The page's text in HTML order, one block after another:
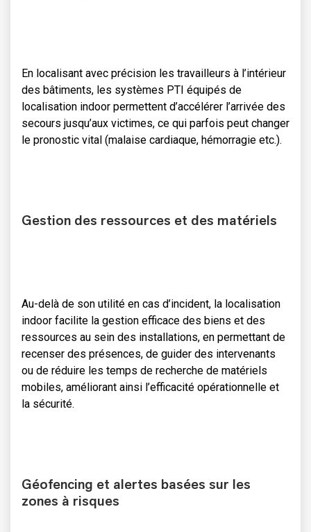
En localisant avec précision les travailleurs à l’intérieur
des bâtiments, les systèmes PTI équipés de
localisation indoor permettent d’accélérer l’arrivée des
secours jusqu’aux victimes, ce qui parfois peut changer
le pronostic vital (malaise cardiaque, hémorragie etc.).
Gestion des ressources et des matériels
Au-delà de son utilité en cas d’incident, la localisation
indoor facilite la gestion efficace des biens et des
ressources au sein des installations, en permettant de
recenser des présences, de guider des intervenants
ou de réduire les temps de recherche de matériels
mobiles, améliorant ainsi l’efficacité opérationnelle et
la sécurité.
Géofencing et alertes basées sur les
zones à risques